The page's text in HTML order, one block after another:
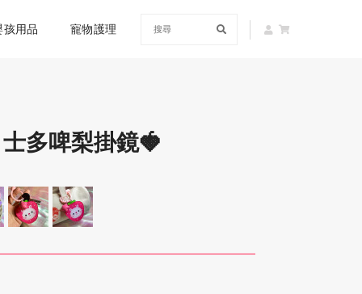
孩用品 寵物護理
多啤梨掛鏡🍓